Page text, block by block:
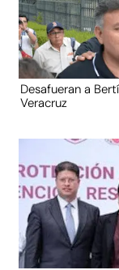
Desafueran a
Veracruz